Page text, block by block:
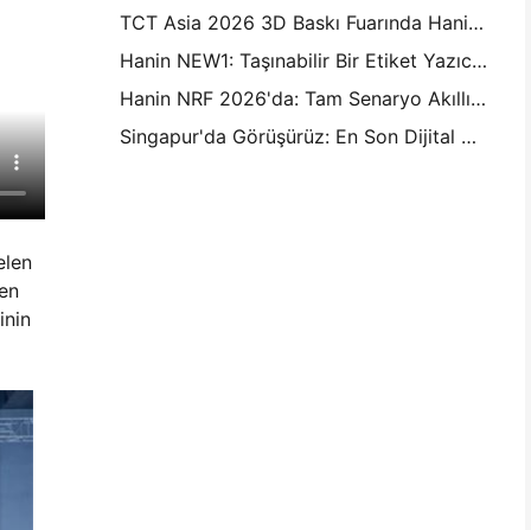
TCT Asia 2026 3D Baskı Fuarında Hanin'e Katılın
Hanin NEW1: Taşınabilir Bir Etiket Yazıcı Japonya'nın LOFT Mağazalarına Yol Yapıyor
Hanin NRF 2026'da: Tam Senaryo Akıllı Baskı Çözümleri ile Perakende Satışları Güçlendirme
Singapur'da Görüşürüz: En Son Dijital Baskı Teknolojisine Şahit Olmak için ITMA ASIA 2025'te Hanin'e Katılın